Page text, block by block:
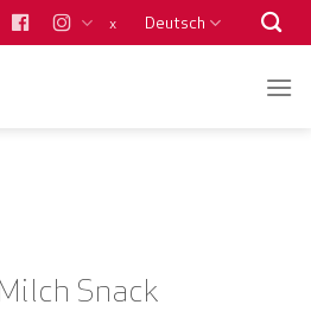
x Deutsch
Snack